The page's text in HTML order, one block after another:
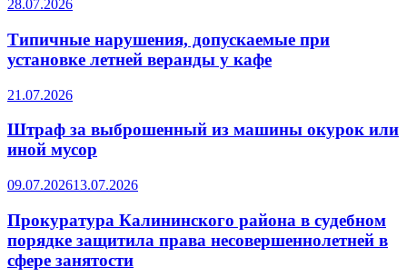
28.07.2026
Типичные нарушения, допускаемые при
установке летней веранды у кафе
21.07.2026
Штраф за выброшенный из машины окурок или
иной мусор
09.07.202613.07.2026
Прокуратура Калининского района в судебном
порядке защитила права несовершеннолетней в
сфере занятости